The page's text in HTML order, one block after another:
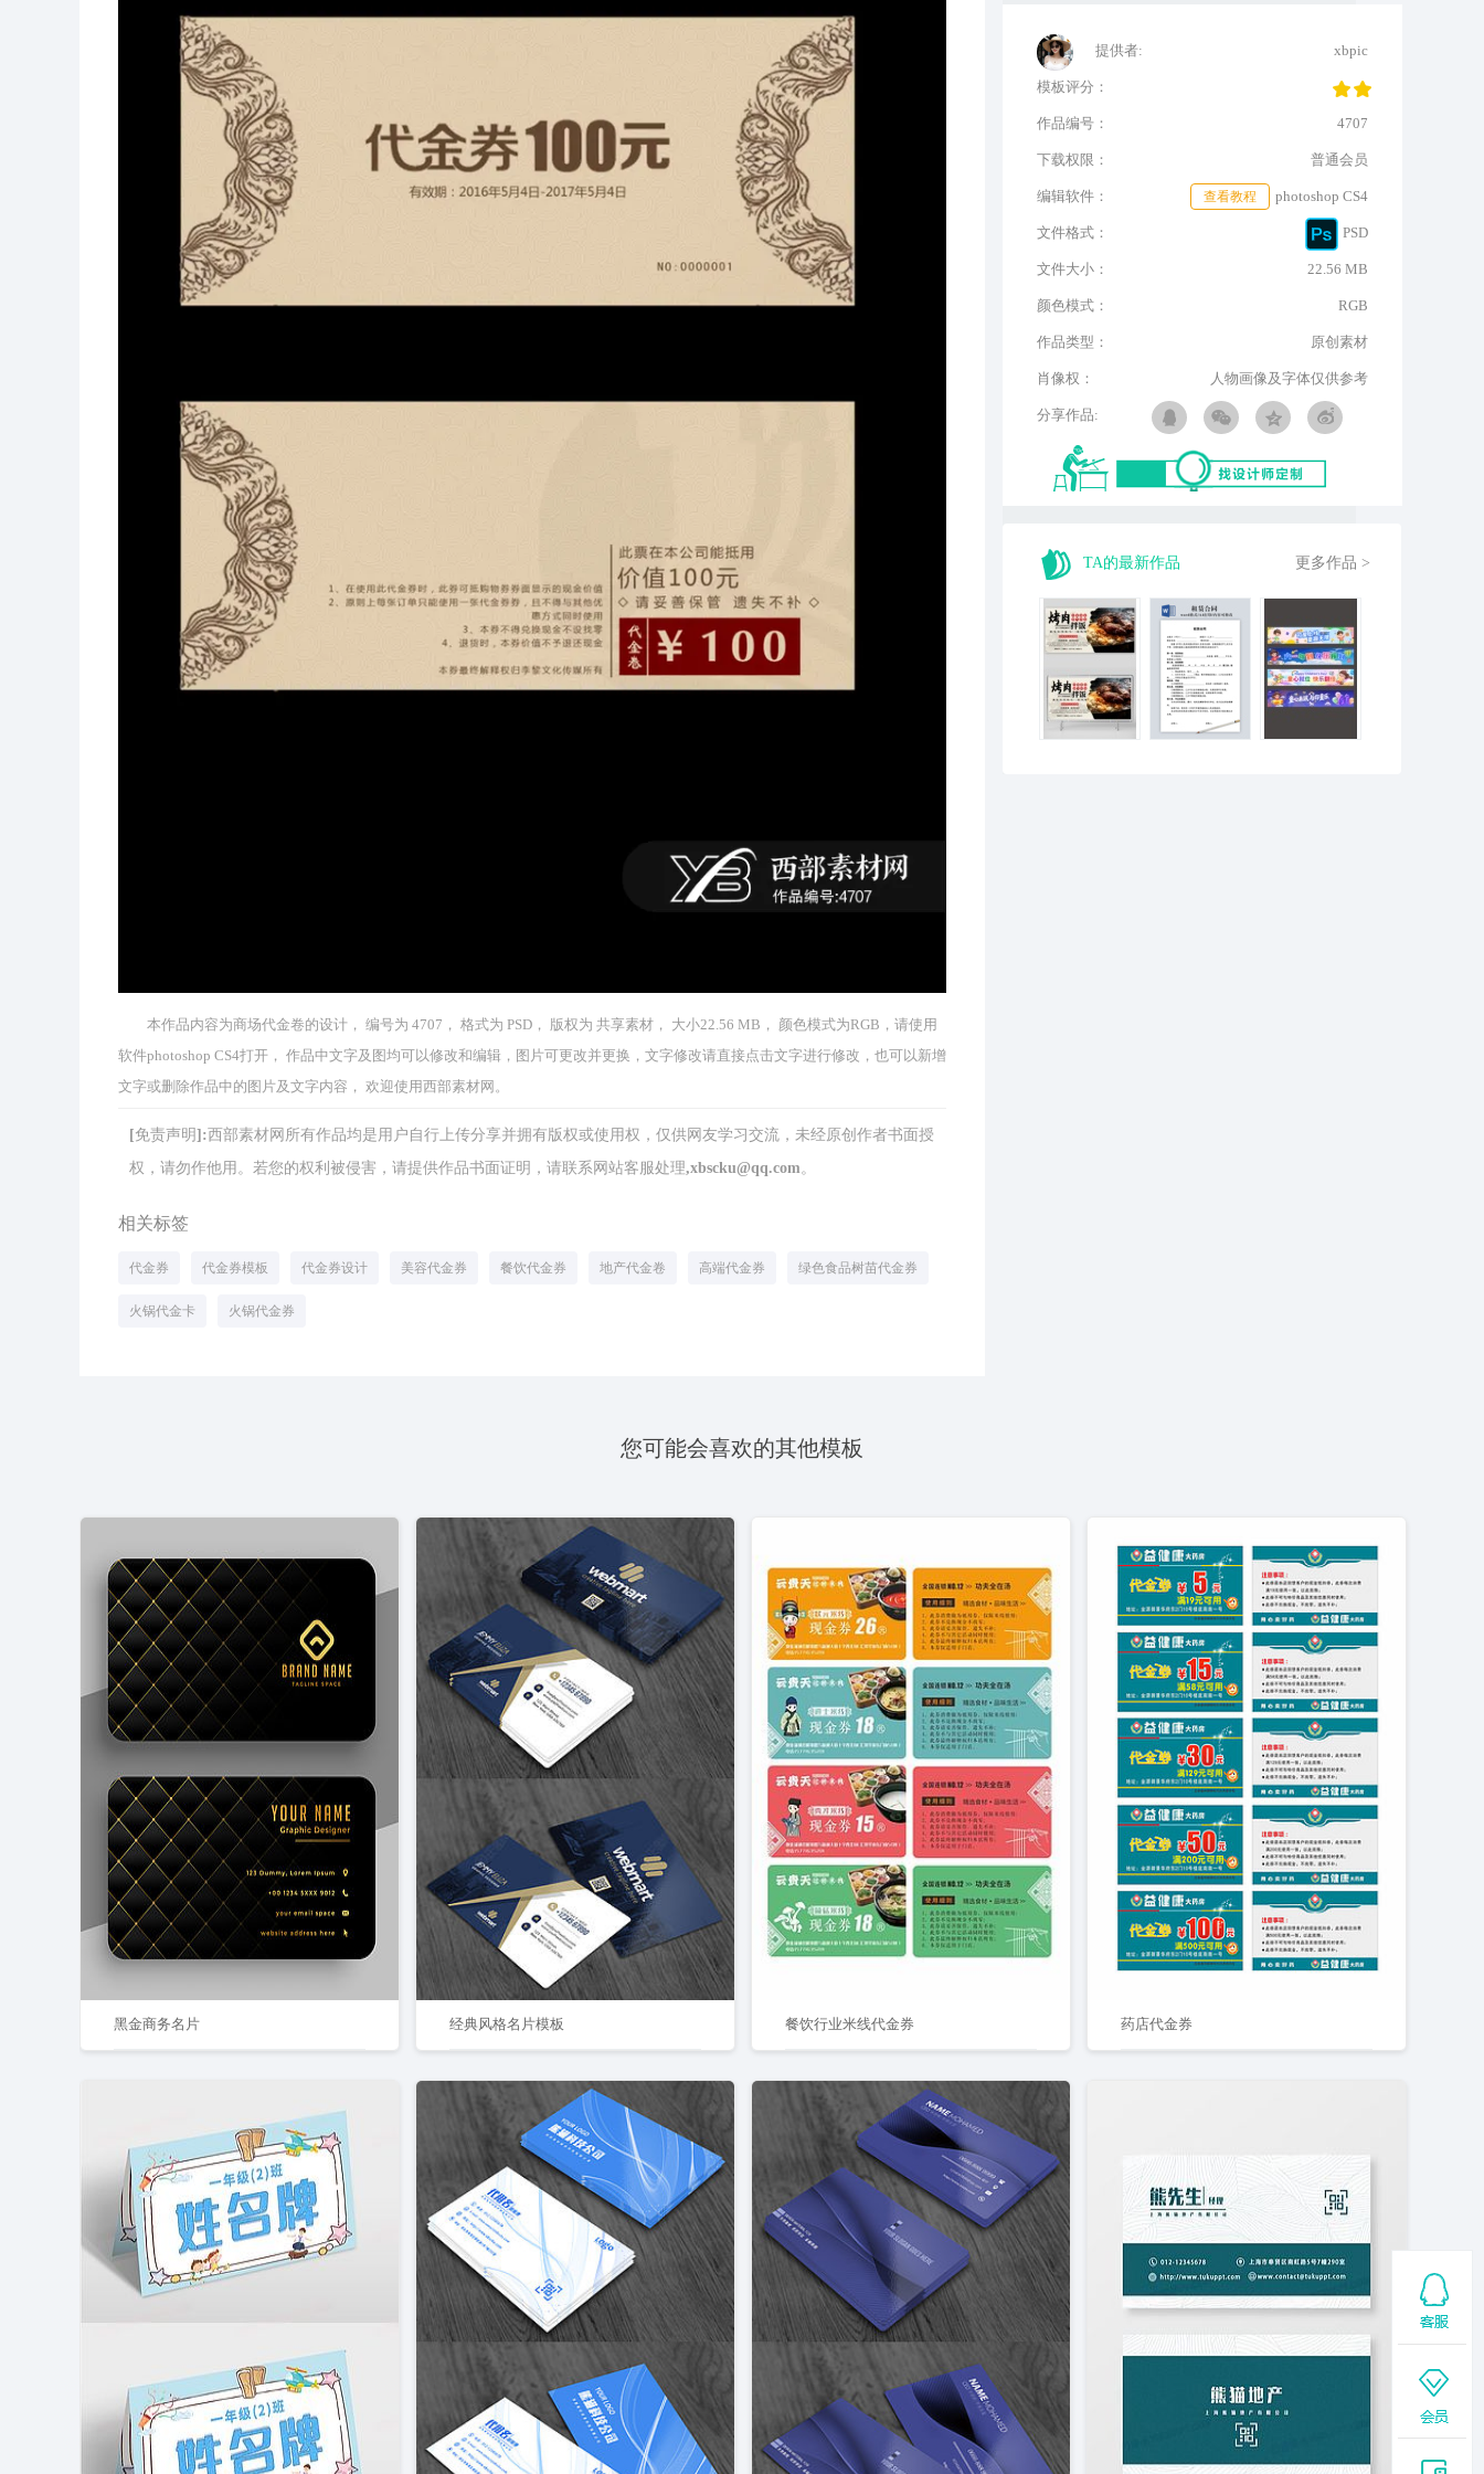
本作品内容为商场代金卷的设计， 编号为 4707， 格式为 PSD， 版权为 共享素材， 大小22.56 MB， 颜色模式为RGB，请使用
软件photoshop CS4打开， 作品中文字及图均可以修改和编辑，图片可更改并更换，文字修改请直接点击文字进行修改，也可以新增
文字或删除作品中的图片及文字内容， 欢迎使用西部素材网。
[免责声明]:西部素材网所有作品均是用户自行上传分享并拥有版权或使用权，仅供网友学习交流，未经原创作者书面授
权，请勿作他用。若您的权利被侵害，请提供作品书面证明，请联系网站客服处理,xbscku@qq.com。
相关标签
代金券 代金券模板 代金券设计 美容代金券 餐饮代金券 地产代金卷 高端代金券 绿色食品树苗代金券
火锅代金卡 火锅代金券
提供者: xbpic
模板评分：
作品编号： 4707
下载权限： 普通会员
编辑软件： photoshop CS4
查看教程
文件格式： PSD
文件大小： 22.56 MB
颜色模式： RGB
作品类型： 原创素材
肖像权： 人物画像及字体仅供参考
分享作品:
TA的最新作品 更多作品 >
您可能会喜欢的其他模板
黑金商务名片 经典风格名片模板 餐饮行业米线代金券 药店代金券